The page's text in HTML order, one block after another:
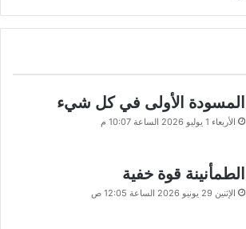
المسودة الأولى في كل شيء
الأربعاء 1 يوليو 2026 الساعة 10:07 م
الطمأنينة قوة خفية
الإثنين 29 يونيو 2026 الساعة 12:05 ص